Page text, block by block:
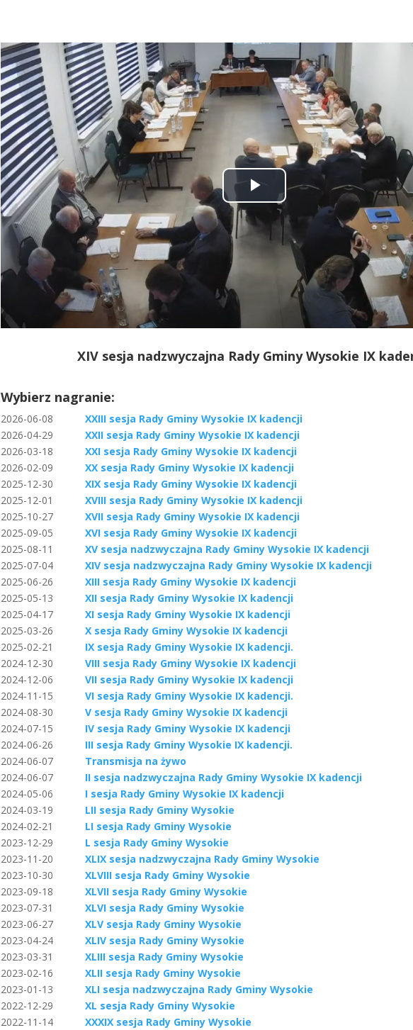
Play
Video
XIV sesja nadzwyczajna Rady Gminy Wysokie IX
Wybierz nagranie:
2026-06-08
XXIII sesja Rady Gminy Wysokie IX kadencji
2026-04-29
XXII sesja Rady Gminy Wysokie IX kadencji
2026-03-18
XXI sesja Rady Gminy Wysokie IX kadencji
2026-02-09
XX sesja Rady Gminy Wysokie IX kadencji
2025-12-30
XIX sesja Rady Gminy Wysokie IX kadencji
2025-12-01
XVIII sesja Rady Gminy Wysokie IX kadencji
2025-10-27
XVII sesja Rady Gminy Wysokie IX kadencji
2025-09-05
XVI sesja Rady Gminy Wysokie IX kadencji
2025-08-11
XV sesja nadzwyczajna Rady Gminy Wysokie IX kadencji
2025-07-04
XIV sesja nadzwyczajna Rady Gminy Wysokie IX kadencji
2025-06-26
XIII sesja Rady Gminy Wysokie IX kadencji
2025-05-13
XII sesja Rady Gminy Wysokie IX kadencji
2025-04-17
XI sesja Rady Gminy Wysokie IX kadencji
2025-03-26
X sesja Rady Gminy Wysokie IX kadencji
2025-02-21
IX sesja Rady Gminy Wysokie IX kadencji.
2024-12-30
VIII sesja Rady Gminy Wysokie IX kadencji
2024-12-06
VII sesja Rady Gminy Wysokie IX kadencji
2024-11-15
VI sesja Rady Gminy Wysokie IX kadencji.
2024-08-30
V sesja Rady Gminy Wysokie IX kadencji
2024-07-15
IV sesja Rady Gminy Wysokie IX kadencji
2024-06-26
III sesja Rady Gminy Wysokie IX kadencji.
2024-06-07
Transmisja na żywo
2024-06-07
II sesja nadzwyczajna Rady Gminy Wysokie IX kadencji
2024-05-06
I sesja Rady Gminy Wysokie IX kadencji
2024-03-19
LII sesja Rady Gminy Wysokie
2024-02-21
LI sesja Rady Gminy Wysokie
2023-12-29
L sesja Rady Gminy Wysokie
2023-11-20
XLIX sesja nadzwyczajna Rady Gminy Wysokie
2023-10-30
XLVIII sesja Rady Gminy Wysokie
2023-09-18
XLVII sesja Rady Gminy Wysokie
2023-07-31
XLVI sesja Rady Gminy Wysokie
2023-06-27
XLV sesja Rady Gminy Wysokie
2023-04-24
XLIV sesja Rady Gminy Wysokie
2023-03-31
XLIII sesja Rady Gminy Wysokie
2023-02-16
XLII sesja Rady Gminy Wysokie
2023-01-13
XLI sesja nadzwyczajna Rady Gminy Wysokie
2022-12-29
XL sesja Rady Gminy Wysokie
2022-11-14
XXXIX sesja Rady Gminy Wysokie